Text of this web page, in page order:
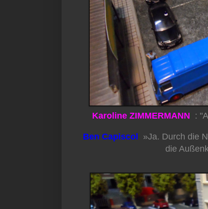
Karoline ZIMMERMANN :
Ben Capiscol »Ja. Durch die
die